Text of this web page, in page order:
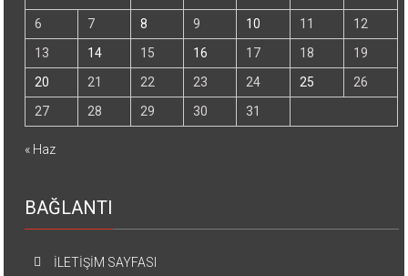
6
7 8 9 10 11
12
13
14 15 16 17 18
19
20
21 22 23 24 25
26
27
28 29 30 31
« Haz
BAĞLANTI
İLETİŞİM SAYFASI